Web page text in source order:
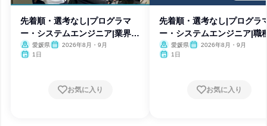
先着順・選考なし|プログラマ
ー・システムエンジニア|業界研
究 愛媛県
2026年8月・9月
1日
お気に入り
先着順・選考なし|プログラ
ー・システムエンジニア|職
究 愛媛県
2026年8月・9月
1日
お気に入り